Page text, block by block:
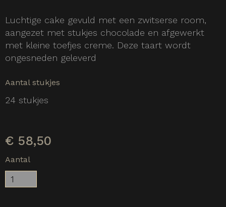
Luchtige cake gevuld met een zwitserse room,
aangezet met stukjes chocolade en afgewerkt
met kleine toefjes creme. Deze taart wordt
ongesneden geleverd
Aantal stukjes
24 stukjes
€ 58,50
Aantal